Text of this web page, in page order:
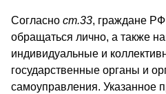
Согласно ст.33, граждане
обращаться лично, а также
индивидуальные и
государственные органы и
самоуправления. Указанное